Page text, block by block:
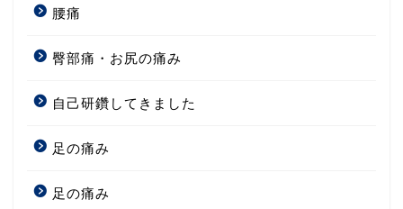
腰痛
臀部痛・お尻の痛み
自己研鑽してきました
足の痛み
足の痛み